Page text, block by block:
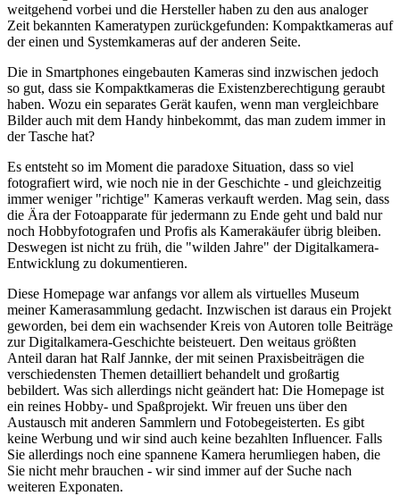
weitgehend vorbei und die Hersteller haben zu den aus analoger
Zeit bekannten Kameratypen zurückgefunden: Kompaktkameras auf
der einen und Systemkameras auf der anderen Seite.
Die in Smartphones eingebauten Kameras sind inzwischen jedoch
so gut, dass sie Kompaktkameras die Existenzberechtigung geraubt
haben. Wozu ein separates Gerät kaufen, wenn man vergleichbare
Bilder auch mit dem Handy hinbekommt, das man zudem immer in
der Tasche hat?
Es entsteht so im Moment die paradoxe Situation, dass so viel
fotografiert wird, wie noch nie in der Geschichte - und gleichzeitig
immer weniger "richtige" Kameras verkauft werden. Mag sein, dass
die Ära der Fotoapparate für jedermann zu Ende geht und bald nur
noch Hobbyfotografen und Profis als Kamerakäufer übrig bleiben.
Deswegen ist nicht zu früh, die "wilden Jahre" der Digitalkamera-
Entwicklung zu dokumentieren.
Diese Homepage war anfangs vor allem als virtuelles Museum
meiner Kamerasammlung gedacht. Inzwischen ist daraus ein Projekt
geworden, bei dem ein wachsender Kreis von Autoren tolle Beiträge
zur Digitalkamera-Geschichte beisteuert. Den weitaus größten
Anteil daran hat Ralf Jannke, der mit seinen Praxisbeiträgen die
verschiedensten Themen detailliert behandelt und großartig
bebildert. Was sich allerdings nicht geändert hat: Die Homepage ist
ein reines Hobby- und Spaßprojekt. Wir freuen uns über den
Austausch mit anderen Sammlern und Fotobegeisterten. Es gibt
keine Werbung und wir sind auch keine bezahlten Influencer. Falls
Sie allerdings noch eine spannene Kamera herumliegen haben, die
Sie nicht mehr brauchen - wir sind immer auf der Suche nach
weiteren Exponaten.